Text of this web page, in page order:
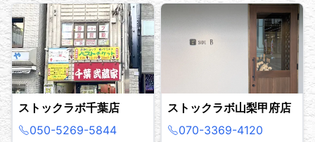
ストックラボ千葉店
050-5269-5844
ストックラボ山梨甲府店
070-3369-4120